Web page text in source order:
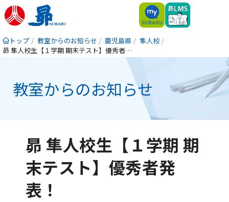
トップ 教室からのお知らせ 鹿児島県
隼人校
昴 隼人校生【１学期 期末テスト】優秀者発表！
教室からのお知らせ
昴 隼人校生【１学期 期
末テスト】優秀者発
表！